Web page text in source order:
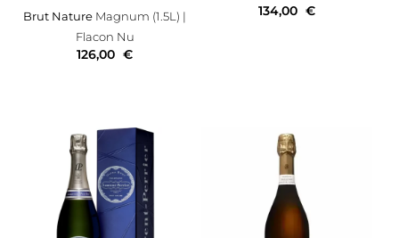
Brut Nature Magnum (1.5L) |
Flacon Nu
126,00 €
134,00 €